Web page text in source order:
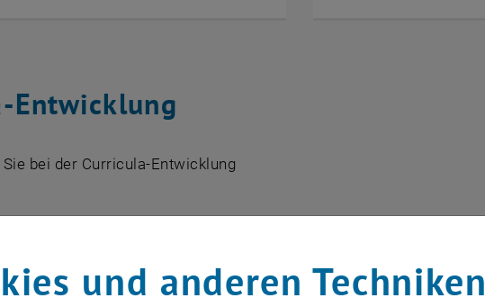
Entwicklung
bei der Curricula-Entwicklung
Lehrentwicklung (ZeSL)
und anderen Techniken